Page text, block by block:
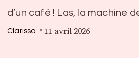
d’un café ! Las, la machine
Clarissa 11 avril 2026